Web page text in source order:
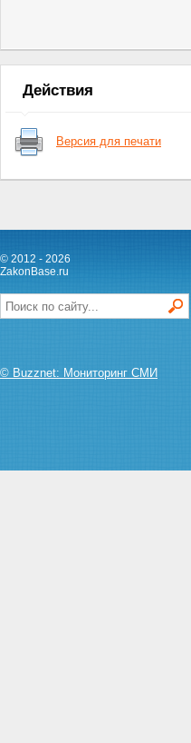
Действия
Версия для печати
© 2012 - 2026
ZakonBase.ru
© Buzznet: Мониторинг СМИ